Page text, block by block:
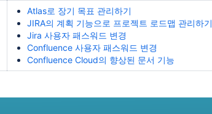
Atlas로 장기 목표 관리하기
JIRA의 계획 기능으로 프로젝트 로드맵 관리하기
Jira 사용자 패스워드 변경
Confluence 사용자 패스워드 변경
Confluence Cloud의 향상된 문서 기능